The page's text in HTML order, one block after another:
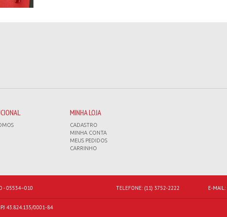
MINHA LOJA
CADASTRO
MINHA CONTA
MEUS PEDIDOS
CARRINHO
- 05534–010 TELEFONE: (11) 3752-2222 E-MAIL:
43.824.135/0001-84